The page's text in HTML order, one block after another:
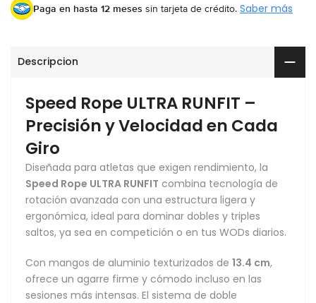
Paga en hasta 12 meses sin tarjeta de crédito. Saber más
Descripcion
Speed Rope ULTRA RUNFIT –
Precisión y Velocidad en Cada
Giro
Diseñada para atletas que exigen rendimiento, la
Speed Rope ULTRA RUNFIT combina tecnología de
rotación avanzada con una estructura ligera y
ergonómica, ideal para dominar dobles y triples
saltos, ya sea en competición o en tus WODs diarios.
Con mangos de aluminio texturizados de 13.4 cm,
ofrece un agarre firme y cómodo incluso en las
sesiones más intensas. El sistema de doble